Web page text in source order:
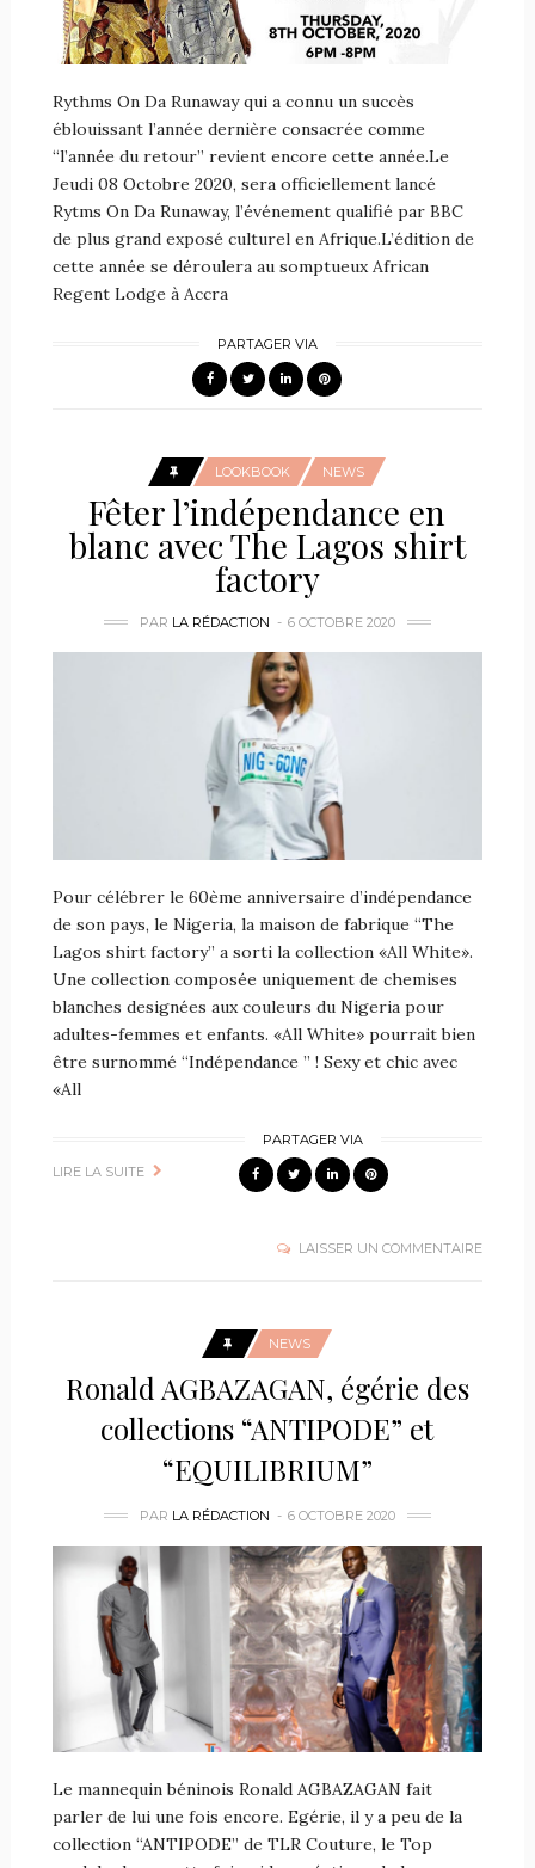
Rythms On Da Runaway qui a connu un succès
éblouissant l’année dernière consacrée comme
“l’année du retour” revient encore cette année.Le
Jeudi 08 Octobre 2020, sera officiellement lancé
Rytms On Da Runaway, l’événement qualifié par BBC
de plus grand exposé culturel en Afrique.L’édition de
cette année se déroulera au somptueux African
Regent Lodge à Accra
PARTAGER VIA
LOOKBOOK NEWS
Fêter l’indépendance en
blanc avec The Lagos shirt
factory
PAR LA RÉDACTION 6 OCTOBRE 2020
Pour célébrer le 60ème anniversaire d’indépendance
de son pays, le Nigeria, la maison de fabrique “The
Lagos shirt factory” a sorti la collection «All White».
Une collection composée uniquement de chemises
blanches designées aux couleurs du Nigeria pour
adultes-femmes et enfants. «All White» pourrait bien
être surnommé “Indépendance ” ! Sexy et chic avec
«All
LIRE LA SUITE
PARTAGER VIA
LAISSER UN COMMENTAIRE
NEWS
Ronald AGBAZAGAN, égérie des
collections “ANTIPODE” et
“EQUILIBRIUM”
PAR LA RÉDACTION 6 OCTOBRE 2020
Le mannequin béninois Ronald AGBAZAGAN fait
parler de lui une fois encore. Egérie, il y a peu de la
collection “ANTIPODE” de TLR Couture, le Top